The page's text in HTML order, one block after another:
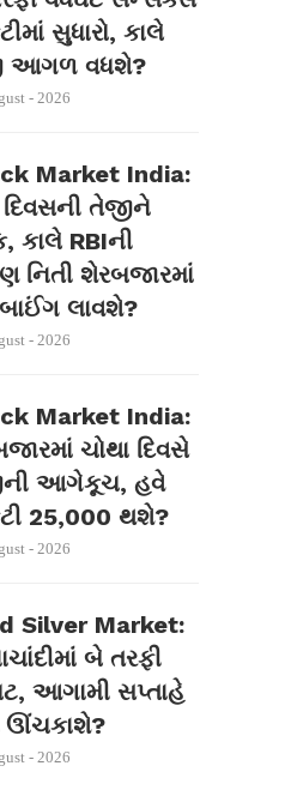
સુધારો, કાલે
આગળ વધશે?
- 2026
Market India:
દિવસની તેજીને
કાલે RBIની
નિતી શેરબજારમાં
લાવશે?
- 2026
Market India:
ચોથા દિવસે
આગેકૂચ, હવે
25,000 થશે?
- 2026
Silver Market:
બે તરફી
આગામી સપ્તાહે
ઊંચકાશે?
- 2026